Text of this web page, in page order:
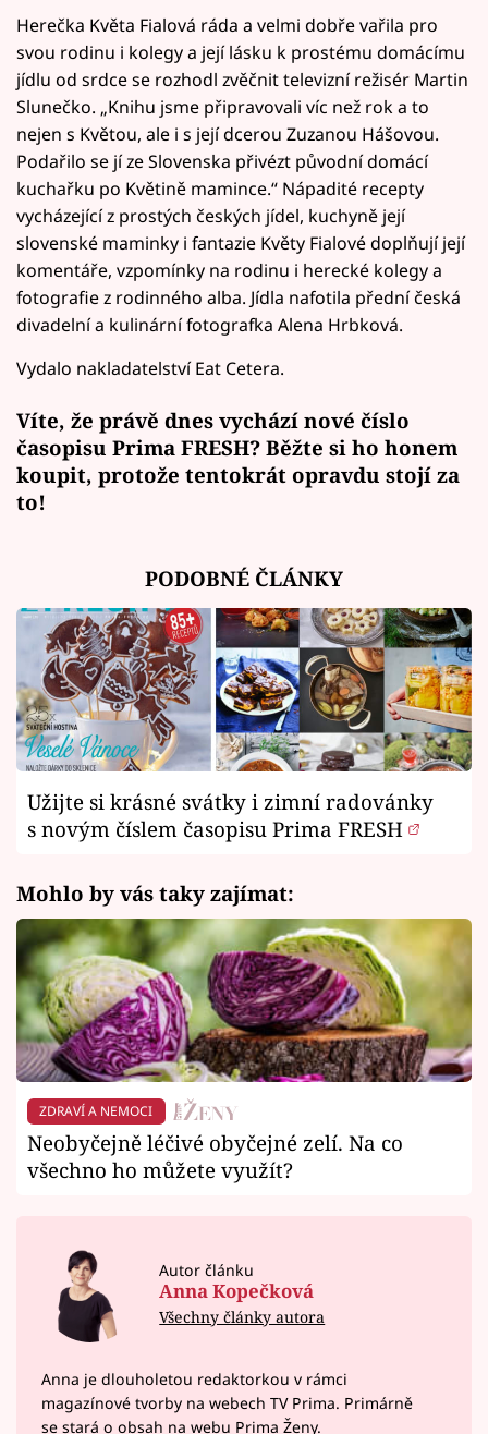
Herečka Květa Fialová ráda a velmi dobře vařila pro
svou rodinu i kolegy a její lásku k prostému domácímu
jídlu od srdce se rozhodl zvěčnit televizní režisér Martin
Slunečko. „Knihu jsme připravovali víc než rok a to
nejen s Květou, ale i s její dcerou Zuzanou Hášovou.
Podařilo se jí ze Slovenska přivézt původní domácí
kuchařku po Květině mamince.“ Nápadité recepty
vycházející z prostých českých jídel, kuchyně její
slovenské maminky i fantazie Květy Fialové doplňují její
komentáře, vzpomínky na rodinu i herecké kolegy a
fotografie z rodinného alba. Jídla nafotila přední česká
divadelní a kulinární fotografka Alena Hrbková.
Vydalo nakladatelství Eat Cetera.
Víte, že právě dnes vychází nové číslo
časopisu Prima FRESH? Běžte si ho honem
koupit, protože tentokrát opravdu stojí za
to!
PODOBNÉ ČLÁNKY
Užijte si krásné svátky i zimní radovánky
s novým číslem časopisu Prima FRESH
Mohlo by vás taky zajímat:
ZDRAVÍ A NEMOCI
Neobyčejně léčivé obyčejné zelí. Na co
všechno ho můžete využít?
Autor článku
Anna Kopečková
Všechny články autora
Anna je dlouholetou redaktorkou v rámci
magazínové tvorby na webech TV Prima. Primárně
se stará o obsah na webu Prima Ženy.